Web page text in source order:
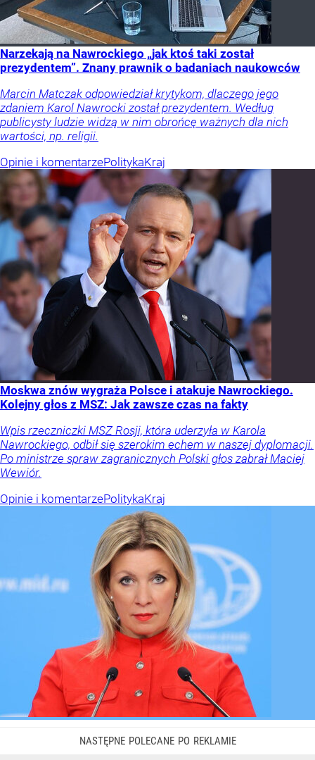
Narzekają na Nawrockiego „jak ktoś taki został
prezydentem”. Znany prawnik o badaniach naukowców
Marcin Matczak odpowiedział krytykom, dlaczego jego
zdaniem Karol Nawrocki został prezydentem. Według
publicysty ludzie widzą w nim obrońcę ważnych dla nich
wartości, np. religii.
Opinie i komentarzePolitykaKraj
Moskwa znów wygraża Polsce i atakuje Nawrockiego.
Kolejny głos z MSZ: Jak zawsze czas na fakty
Wpis rzeczniczki MSZ Rosji, która uderzyła w Karola
Nawrockiego, odbił się szerokim echem w naszej dyplomacji.
Po ministrze spraw zagranicznych Polski głos zabrał Maciej
Wewiór.
Opinie i komentarzePolitykaKraj